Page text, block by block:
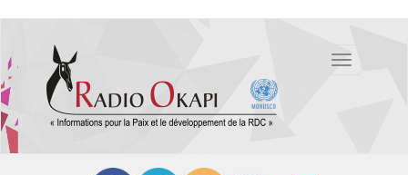
contenu
principal
Toggle